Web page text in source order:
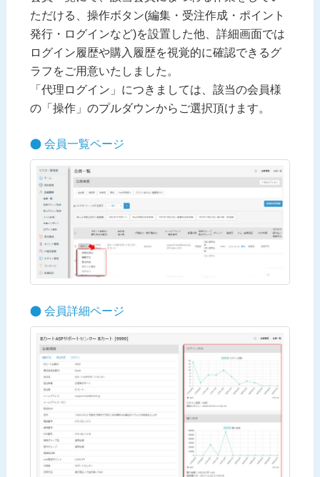
ただける、操作ボタン(編集・受注作成・ポイント
発行・ログインなど)を設置した他、詳細画面では
ログイン履歴や購入履歴を視覚的に確認できるグ
ラフをご用意いたしました。
「代理ログイン」につきましては、該当の会員様
の「操作」のプルダウンからご選択頂けます。
会員一覧ページ
会員詳細ページ